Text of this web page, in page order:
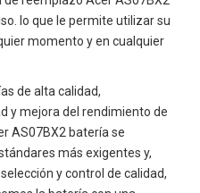
lo que le permite utilizar su
momento y en cualquier
de alta calidad,
y mejora del rendimiento de
AS07BX2 batería se
más exigentes y,
y control de calidad,